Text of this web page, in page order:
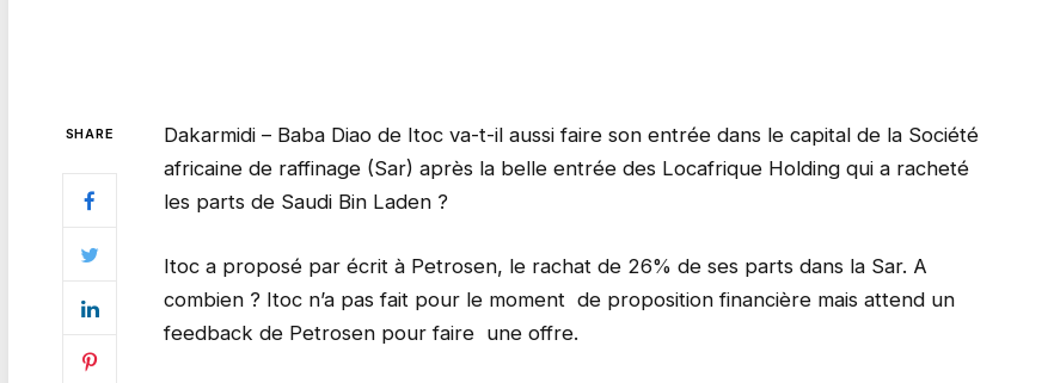
SHARE
Dakarmidi – Baba Diao de Itoc va-t-il aussi faire son entrée dans le capital de la Société
africaine de raffinage (Sar) après la belle entrée des Locafrique Holding qui a racheté
les parts de Saudi Bin Laden ?
Itoc a proposé par écrit à Petrosen, le rachat de 26% de ses parts dans la Sar. A
combien ? Itoc n’a pas fait pour le moment de proposition financière mais attend un
feedback de Petrosen pour faire une offre.